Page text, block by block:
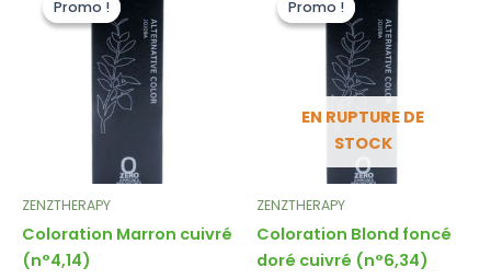
Promo !
Promo !
ZENZTHERAPY
Coloration Marron cuivré
(n°4,14)
initial
était :
22,00 €.
actuel
est :
11,00 €.
Promo !
EN RUPTURE DE
STOCK
Promo !
ZENZTHERAPY
Coloration Blond foncé
doré cuivré (n°6,34)
initial
était :
22,00 €.
actuel
est :
11,00 €.